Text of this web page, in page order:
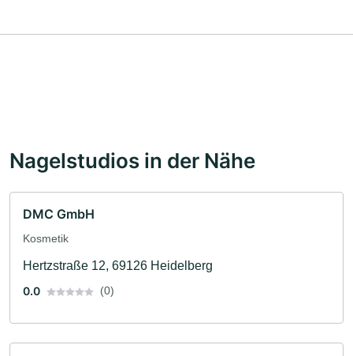
Nagelstudios in der Nähe
DMC GmbH
Kosmetik
Hertzstraße 12, 69126 Heidelberg
0.0
(0)